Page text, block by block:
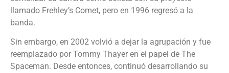
llamado Frehley’s Comet, pero en 1996 regresó a la
banda.
Sin embargo, en 2002 volvió a dejar la agrupación y fue
reemplazado por Tommy Thayer en el papel de The
Spaceman. Desde entonces, continuó desarrollando su